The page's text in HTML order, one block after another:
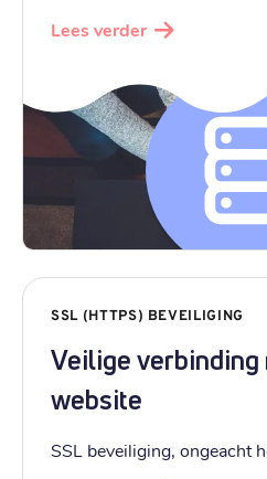
Lees verder
SSL (HTTPS) BEVEILIGING
Veilige verbinding
website
SSL beveiliging, ongeacht